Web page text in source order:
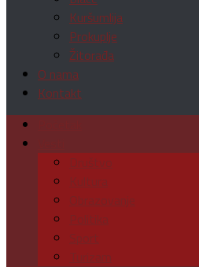
Kuršumlija
Prokuplje
Žitorađa
O nama
Kontakt
Društvo
Kultura
Obrazovanje
Politika
Sport
Turizam